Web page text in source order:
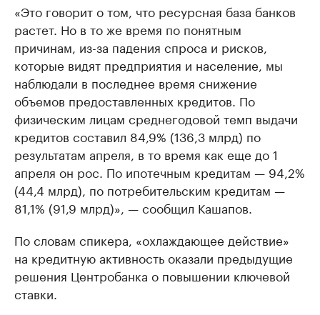
«Это говорит о том, что ресурсная база банков
растет. Но в то же время по понятным
причинам, из-за падения спроса и рисков,
которые видят предприятия и население, мы
наблюдали в последнее время снижение
объемов предоставленных кредитов. По
физическим лицам среднегодовой темп выдачи
кредитов составил 84,9% (136,3 млрд) по
результатам апреля, в то время как еще до 1
апреля он рос. По ипотечным кредитам — 94,2%
(44,4 млрд), по потребительским кредитам —
81,1% (91,9 млрд)», — сообщил Кашапов.
По словам спикера, «охлаждающее действие»
на кредитную активность оказали предыдущие
решения Центробанка о повышении ключевой
ставки.